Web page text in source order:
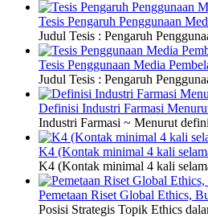
Tesis Pengaruh Penggunaan
Judul Tesis : Pengaruh
Tesis Penggunaan Media
Judul Tesis : Pengaruh
Definisi Industri Farmasi
Industri Farmasi ~ Menurut
K4 (Kontak minimal 4 kali
K4 (Kontak minimal 4 kali
Pemetaan Riset Global Ethics,
Posisi Strategis Topik Ethics